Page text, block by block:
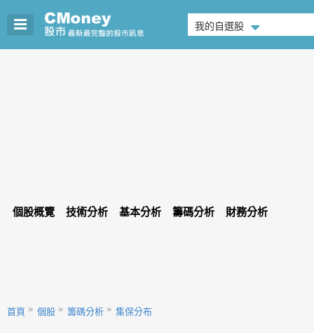
我的自選股
個股概覽 技術分析 基本分析 籌碼分析 財務分析
首頁 個股 籌碼分析 集保分布